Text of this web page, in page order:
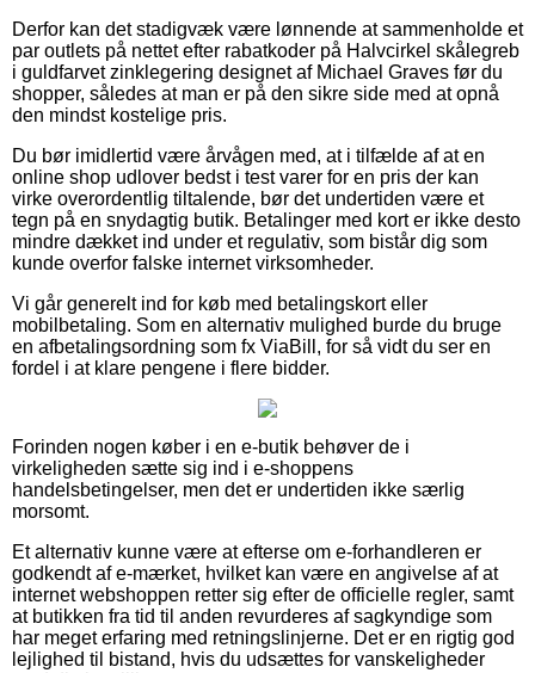
Derfor kan det stadigvæk være lønnende at sammenholde et
par outlets på nettet efter rabatkoder på Halvcirkel skålegreb
i guldfarvet zinklegering designet af Michael Graves før du
shopper, således at man er på den sikre side med at opnå
den mindst kostelige pris.
Du bør imidlertid være årvågen med, at i tilfælde af at en
online shop udlover bedst i test varer for en pris der kan
virke overordentlig tiltalende, bør det undertiden være et
tegn på en snydagtig butik. Betalinger med kort er ikke desto
mindre dækket ind under et regulativ, som bistår dig som
kunde overfor falske internet virksomheder.
Vi går generelt ind for køb med betalingskort eller
mobilbetaling. Som en alternativ mulighed burde du bruge
en afbetalingsordning som fx ViaBill, for så vidt du ser en
fordel i at klare pengene i flere bidder.
Forinden nogen køber i en e-butik behøver de i
virkeligheden sætte sig ind i e-shoppens
handelsbetingelser, men det er undertiden ikke særlig
morsomt.
Et alternativ kunne være at efterse om e-forhandleren er
godkendt af e-mærket, hvilket kan være en angivelse af at
internet webshoppen retter sig efter de officielle regler, samt
at butikken fra tid til anden revurderes af sagkyndige som
har meget erfaring med retningslinjerne. Det er en rigtig god
lejlighed til bistand, hvis du udsættes for vanskeligheder